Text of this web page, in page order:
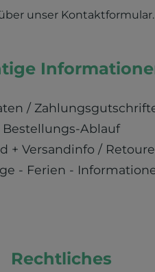
unser Kontaktformular.
/
Bestellungs-Ablauf
+ Versandinfo /
- Ferien -
Rechtliches